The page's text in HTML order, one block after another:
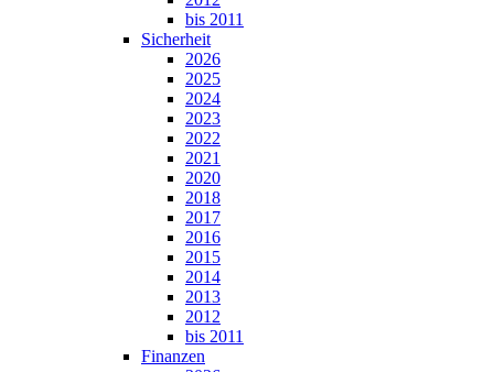
bis 2011
Sicherheit
2026
2025
2024
2023
2022
2021
2020
2018
2017
2016
2015
2014
2013
2012
bis 2011
Finanzen